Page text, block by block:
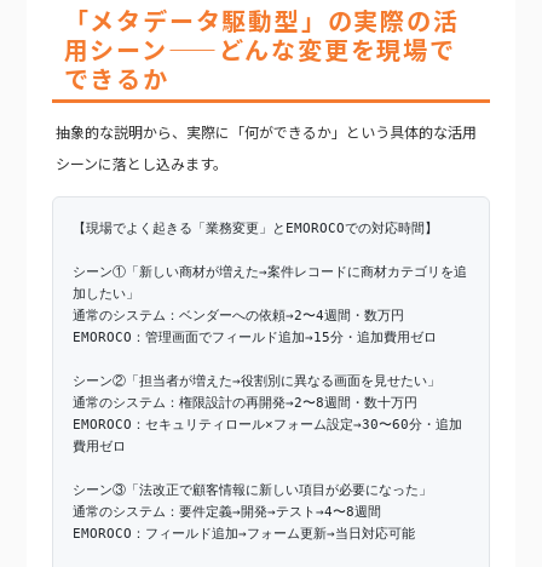
「メタデータ駆動型」の実際の活
用シーン——どんな変更を現場で
できるか
抽象的な説明から、実際に「何ができるか」という具体的な活用
シーンに落とし込みます。
【現場でよく起きる「業務変更」とEMOROCOでの対応時間】
シーン①「新しい商材が増えた→案件レコードに商材カテゴリを追
加したい」
通常のシステム：ベンダーへの依頼→2〜4週間・数万円
EMOROCO：管理画面でフィールド追加→15分・追加費用ゼロ
シーン②「担当者が増えた→役割別に異なる画面を見せたい」
通常のシステム：権限設計の再開発→2〜8週間・数十万円
EMOROCO：セキュリティロール×フォーム設定→30〜60分・追加
費用ゼロ
シーン③「法改正で顧客情報に新しい項目が必要になった」
通常のシステム：要件定義→開発→テスト→4〜8週間
EMOROCO：フィールド追加→フォーム更新→当日対応可能